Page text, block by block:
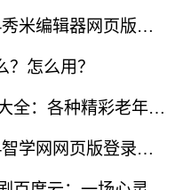
秀米官方网版登录入口-秀米编辑器网页版登录入口
怎么用？
公园里的老年镖客视频大全：各种精彩老年镖客瞬间全收录
智学网网页版登录入口-智学网网页版登录入口